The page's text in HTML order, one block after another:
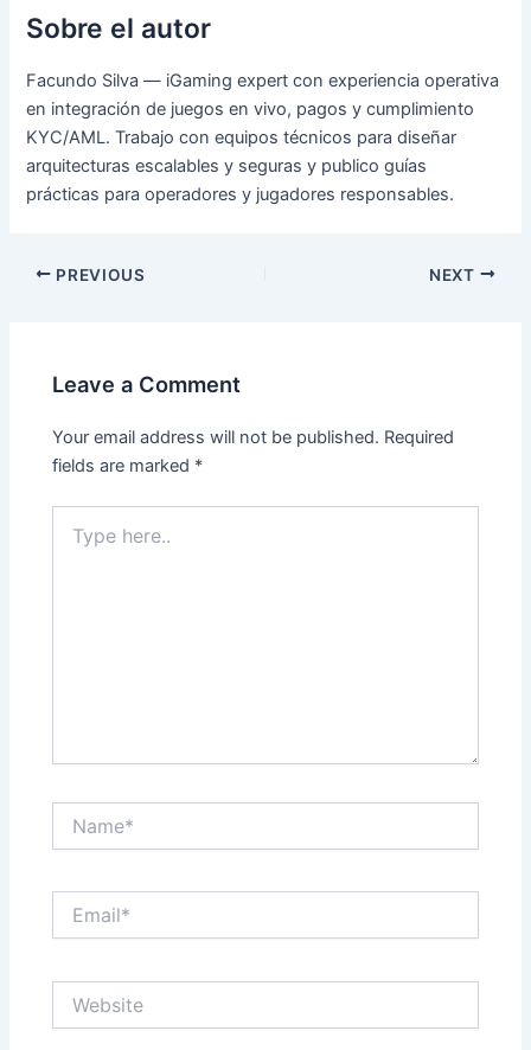
Sobre el autor
Facundo Silva — iGaming expert con experiencia operativa
en integración de juegos en vivo, pagos y cumplimiento
KYC/AML. Trabajo con equipos técnicos para diseñar
arquitecturas escalables y seguras y publico guías
prácticas para operadores y jugadores responsables.
PREVIOUS NEXT
Leave a Comment
Your email address will not be published. Required
fields are marked *
here..